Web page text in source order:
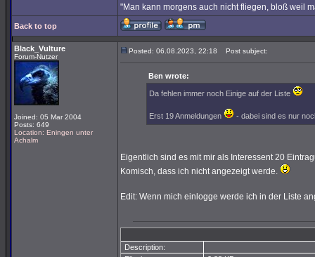
"Man kann morgens auch nicht fliegen, bloß weil
Back to top
Black_Vulture
Forum-Nutzer
Joined: 05 Mar 2004
Posts: 649
Location: Eningen unter
Achalm
Posted: 06.08.2023, 22:18 Post subject:
Ben wrote:
Da fehlen immer noch Einige auf der Liste
Erst 19 Anmeldungen - dabei sind es nur
Eigentlich sind es mit mir als Interessent 20
Komisch, dass ich nicht angezeigt werde.
Edit: Wenn mich einlogge werde ich in der Liste
Description: